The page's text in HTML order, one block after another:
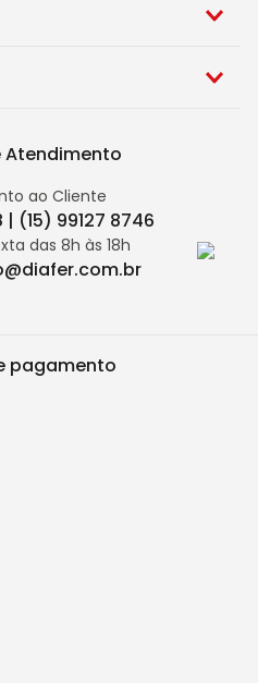
Atendimento
ao Cliente
(15) 99127 8746
das 8h às 18h
pagamento